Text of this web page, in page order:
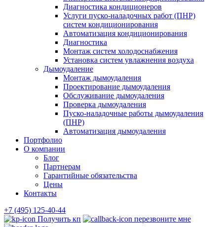
Диагностика кондиционеров
Услуги пуско-наладочных работ (ПНР)
систем кондиционирования
Автоматизация кондиционирования
Диагностика
Монтаж систем холодоснабжения
Установка систем увлажнения воздуха
Дымоудаление
Монтаж дымоудаления
Проектирование дымоудаления
Обслуживание дымоудаления
Проверка дымоудаления
Пуско-наладочные работы дымоудаления
(ПНР)
Автоматизация дымоудаления
Портфолио
О компании
Блог
Партнерам
Гарантийные обязательства
Цены
Контакты
+7 (495) 125-40-44
Получить кп
перезвоните мне